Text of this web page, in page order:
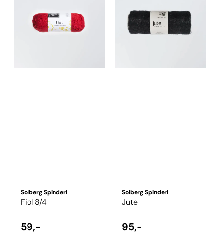
Solberg Spinderi
Fiol 8/4
59,-
Solberg Spinderi
Jute
95,-